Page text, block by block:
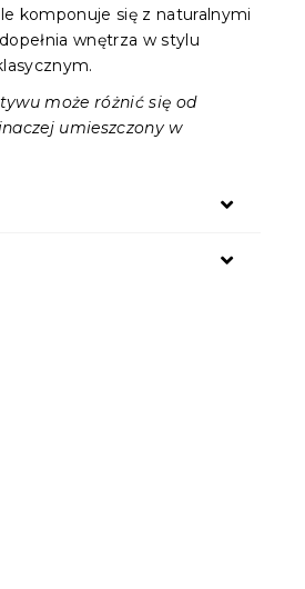
komponuje się z naturalnymi
wnętrza w stylu
może różnić się od
umieszczony w